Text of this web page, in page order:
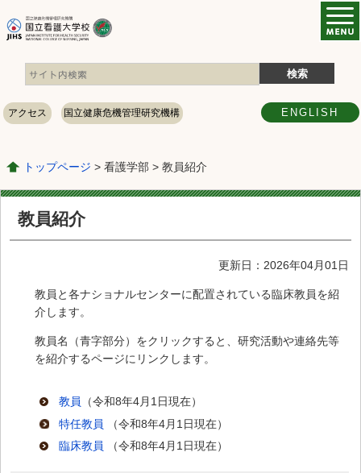
ENGLISH
アクセス 国立健康危機管理研究機構
トップページ > 看護学部 > 教員紹介
教員紹介
更新日：2026年04月01日
教員と各ナショナルセンターに配置されている臨床教員を紹
介します。
教員名（青字部分）をクリックすると、研究活動や連絡先等
を紹介するページにリンクします。
教員
（令和8年4月1日現在）
特任教員
（令和8年4月1日現在）
臨床教員
（令和8年4月1日現在）